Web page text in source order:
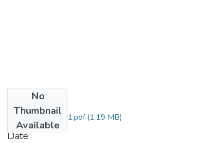
No
Thumbnail
Available
СМ Методичка ч1.pdf(1.19 MB)
Date